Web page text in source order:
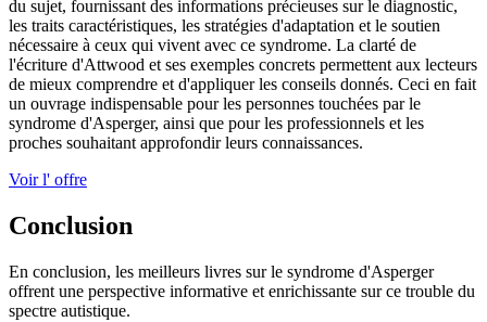
du sujet, fournissant des informations précieuses sur le diagnostic,
les traits caractéristiques, les stratégies d'adaptation et le soutien
nécessaire à ceux qui vivent avec ce syndrome. La clarté de
l'écriture d'Attwood et ses exemples concrets permettent aux lecteurs
de mieux comprendre et d'appliquer les conseils donnés. Ceci en fait
un ouvrage indispensable pour les personnes touchées par le
syndrome d'Asperger, ainsi que pour les professionnels et les
proches souhaitant approfondir leurs connaissances.
Voir l' offre
Conclusion
En conclusion, les meilleurs livres sur le syndrome d'Asperger
offrent une perspective informative et enrichissante sur ce trouble du
spectre autistique.